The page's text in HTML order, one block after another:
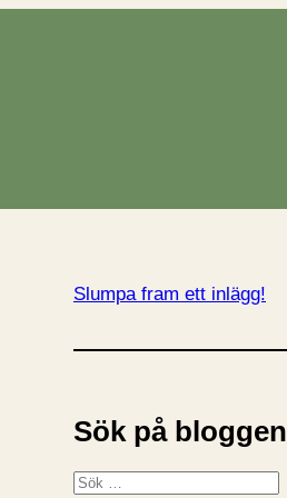
Slumpa fram ett inlägg!
Sök på bloggen
S